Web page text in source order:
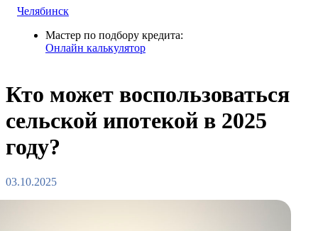
Челябинск
Мастер по подбору кредита:
Онлайн калькулятор
Кто может воспользоваться
сельской ипотекой в 2025
году?
03.10.2025